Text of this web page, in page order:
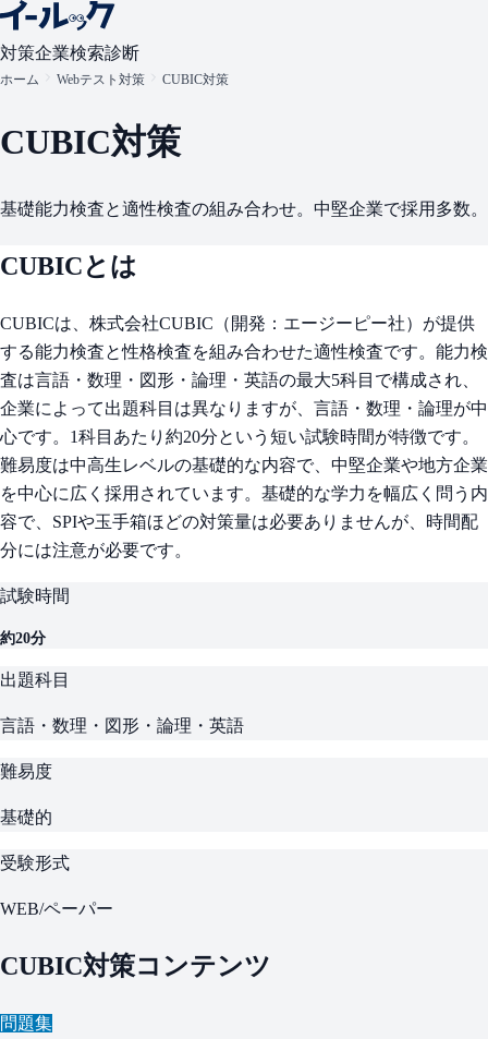
対策企業検索診断
ホーム Webテスト対策 CUBIC対策
CUBIC対策
基礎能力検査と適性検査の組み合わせ。中堅企業で採用多数。
CUBICとは
CUBICは、株式会社CUBIC（開発：エージーピー社）が提供
する能力検査と性格検査を組み合わせた適性検査です。能力検
査は言語・数理・図形・論理・英語の最大5科目で構成され、
企業によって出題科目は異なりますが、言語・数理・論理が中
心です。1科目あたり約20分という短い試験時間が特徴です。
難易度は中高生レベルの基礎的な内容で、中堅企業や地方企業
を中心に広く採用されています。基礎的な学力を幅広く問う内
容で、SPIや玉手箱ほどの対策量は必要ありませんが、時間配
分には注意が必要です。
試験時間
約20分
出題科目
言語・数理・図形・論理・英語
難易度
基礎的
受験形式
WEB/ペーパー
CUBIC対策コンテンツ
問題集